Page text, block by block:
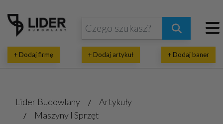
+ Dodaj firmę + Dodaj artykuł + Dodaj baner
Lider Budowlany
Artykuły
Maszyny I Sprzęt